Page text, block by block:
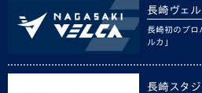
長崎ヴェル
長崎初のプロ
ルカ」
長崎スタ